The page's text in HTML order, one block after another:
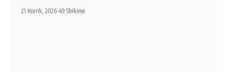
21 Korrik, 2026 49 Shikime